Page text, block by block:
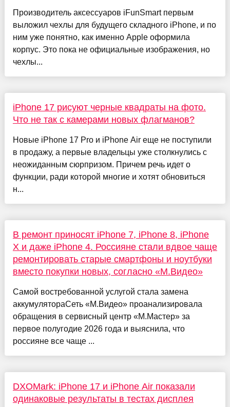
Производитель аксессуаров iFunSmart первым
выложил чехлы для будущего складного iPhone, и по
ним уже понятно, как именно Apple оформила
корпус. Это пока не официальные изображения, но
чехлы...
iPhone 17 рисуют черные квадраты на фото.
Что не так с камерами новых флагманов?
Новые iPhone 17 Pro и iPhone Air еще не поступили
в продажу, а первые владельцы уже столкнулись с
неожиданным сюрпризом. Причем речь идет о
функции, ради которой многие и хотят обновиться
н...
В ремонт приносят iPhone 7, iPhone 8, iPhone
X и даже iPhone 4. Россияне стали вдвое чаще
ремонтировать старые смартфоны и ноутбуки
вместо покупки новых, согласно «М.Видео»
Самой востребованной услугой стала замена
аккумулятораСеть «М.Видео» проанализировала
обращения в сервисный центр «М.Мастер» за
первое полугодие 2026 года и выяснила, что
россияне все чаще ...
DXOMark: iPhone 17 и iPhone Air показали
одинаковые результаты в тестах дисплея